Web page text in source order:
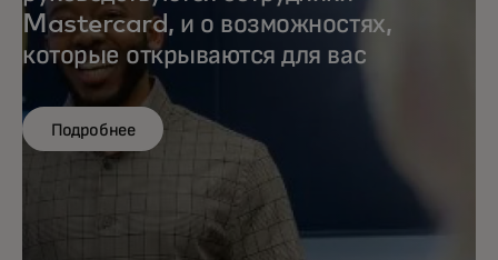
Mastercard, и о возможностях,
которые открываются для вас
Подробнее